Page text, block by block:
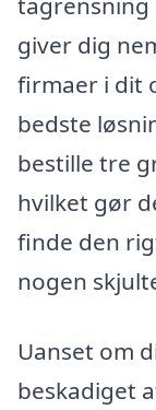
giver dig
firmaer i dit
bedste
bestille tre
hvilket gør
finde den
nogen
Uanset om
beskadiget